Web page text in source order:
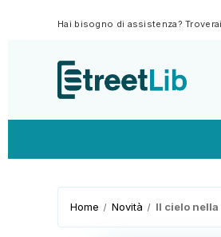
Hai bisogno di assistenza?
Home Novità Il cielo